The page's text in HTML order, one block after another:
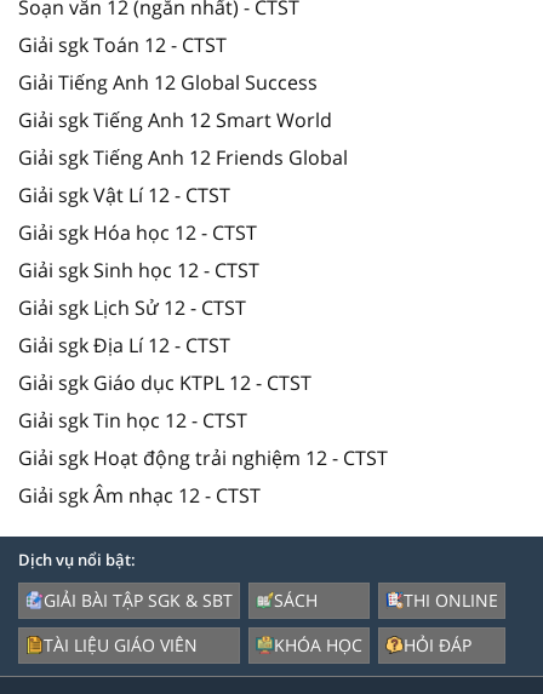
Soạn văn 12 (ngắn nhất) - CTST
Giải sgk Toán 12 - CTST
Giải Tiếng Anh 12 Global Success
Giải sgk Tiếng Anh 12 Smart World
Giải sgk Tiếng Anh 12 Friends Global
Giải sgk Vật Lí 12 - CTST
Giải sgk Hóa học 12 - CTST
Giải sgk Sinh học 12 - CTST
Giải sgk Lịch Sử 12 - CTST
Giải sgk Địa Lí 12 - CTST
Giải sgk Giáo dục KTPL 12 - CTST
Giải sgk Tin học 12 - CTST
Giải sgk Hoạt động trải nghiệm 12 - CTST
Giải sgk Âm nhạc 12 - CTST
Dịch vụ nổi bật:
GIẢI BÀI TẬP SGK & SBT
TÀI LIỆU GIÁO VIÊN
SÁCH
KHÓA HỌC
THI ONLINE
HỎI ĐÁP